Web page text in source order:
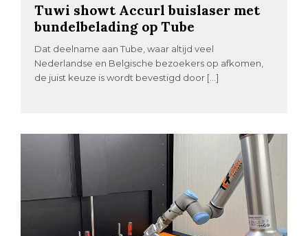
Tuwi showt Accurl buislaser met
bundelbelading op Tube
Dat deelname aan Tube, waar altijd veel
Nederlandse en Belgische bezoekers op afkomen,
de juist keuze is wordt bevestigd door […]